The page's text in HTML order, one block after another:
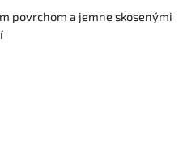
povrchom a jemne skosenými